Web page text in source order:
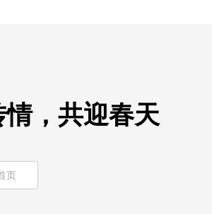
情，共迎春天
页